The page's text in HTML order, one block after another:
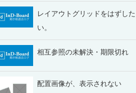
レイアウトグリッドをはずした
い。
相互参照の未解決・期限切れ
配置画像が、表示されない